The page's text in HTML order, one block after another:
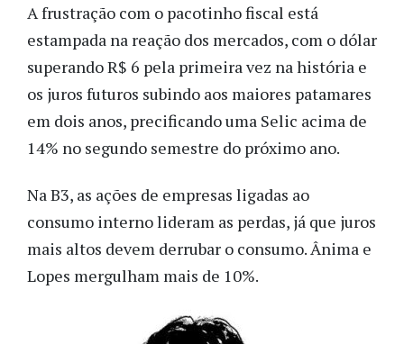
A frustração com o pacotinho fiscal está
estampada na reação dos mercados, com o dólar
superando R$ 6 pela primeira vez na história e
os juros futuros subindo aos maiores patamares
em dois anos, precificando uma Selic acima de
14% no segundo semestre do próximo ano.
Na B3, as ações de empresas ligadas ao
consumo interno lideram as perdas, já que juros
mais altos devem derrubar o consumo. Ânima e
Lopes mergulham mais de 10%.